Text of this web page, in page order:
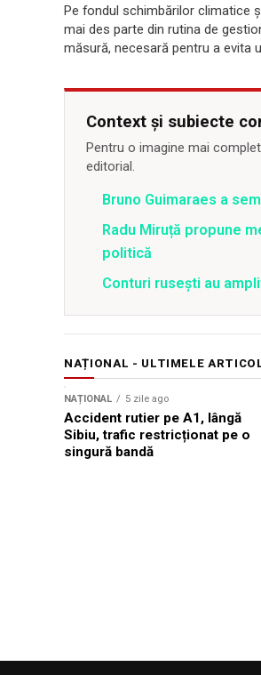
Pe fondul schimbărilor climatice
mai des parte din rutina de
măsură, necesară pentru a evita
Context și subiecte
Pentru o imagine mai
editorial.
Bruno Guimaraes a
Radu Miruță propune
politică
Conturi rusești au
NAȚIONAL - ULTIMELE
NAȚIONAL 5 zile ago
Accident rutier pe A1, lângă
Sibiu, trafic restricționat pe o
singură bandă